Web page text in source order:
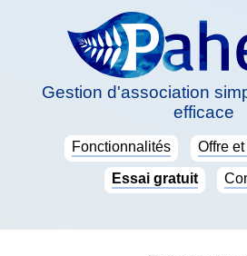
Gestion d'association
efficace
Fonctionnalités Offre
Essai gratuit